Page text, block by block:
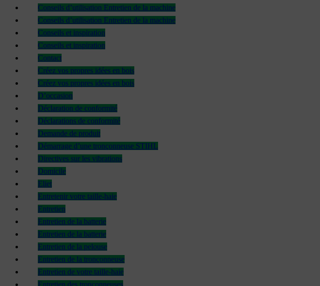
Conseils d’utilisation Entretien de la machine
Conseils d’utilisation Entretien de la machine
Conseils et inspiration
Conseils et inspiration
Contact
Créez vos propres idées en bois
Créez vos propres idées en bois
D’occasion
Déclaration de conformité
Déclarations de conformité
Demande de produit
Démarrage d’une tronçonneuse STIHL
Directives sur les vibrations
Domicile
Eliet
Entretenir votre taille-haie
Entretien
Entretien de la batterie
Entretien de la batterie
Entretien de la pelouse
Entretien de la tronçonneuse
Entretien de votre taille-haie
Entretien des tronçonneuses